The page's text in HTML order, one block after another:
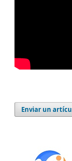
Enviar un